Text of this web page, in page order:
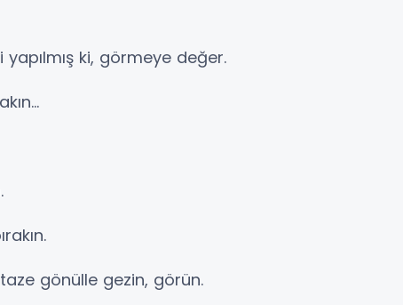
ki, görmeye değer.
gönülle gezin, görün.